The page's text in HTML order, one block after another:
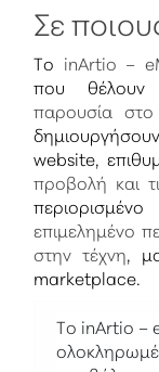
Σε
Το inArtio –
που
παρουσία στο
website,
προβολή και
επιμελημένο
στην τέχνη,
marketplace.
Το inArtio –